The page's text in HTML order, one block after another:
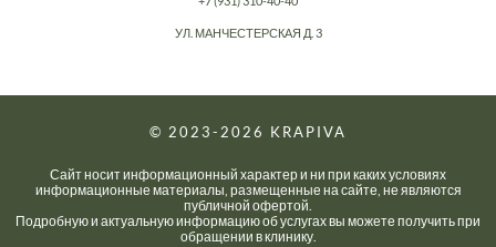
УЛ. МАНЧЕСТЕРСКАЯ Д. 3
© 2023-2026 KRAPIVA
Сайт носит информационный характер и ни при каких условиях
информационные материалы, размещенные на сайте, не являются
публичной офертой.
Подробную и актуальную информацию об услугах вы можете получить при
обращении в клинику.